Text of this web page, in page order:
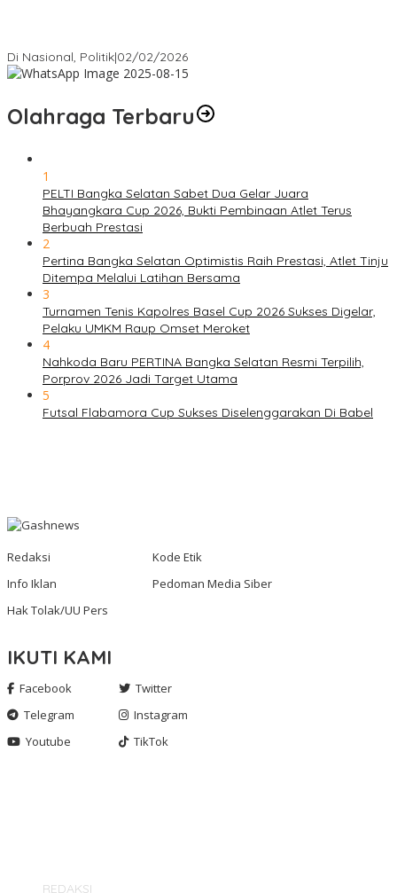
Di Nasional, Politik|02/02/2026
Olahraga Terbaru
1
PELTI Bangka Selatan Sabet Dua Gelar Juara
Bhayangkara Cup 2026, Bukti Pembinaan Atlet Terus
Berbuah Prestasi
2
Pertina Bangka Selatan Optimistis Raih Prestasi, Atlet Tinju
Ditempa Melalui Latihan Bersama
3
Turnamen Tenis Kapolres Basel Cup 2026 Sukses Digelar,
Pelaku UMKM Raup Omset Meroket
4
Nahkoda Baru PERTINA Bangka Selatan Resmi Terpilih,
Porprov 2026 Jadi Target Utama
5
Futsal Flabamora Cup Sukses Diselenggarakan Di Babel
Redaksi
Kode Etik
Info Iklan
Pedoman Media Siber
Hak Tolak/UU Pers
IKUTI KAMI
Facebook
Twitter
Telegram
Instagram
Youtube
TikTok
REDAKSI